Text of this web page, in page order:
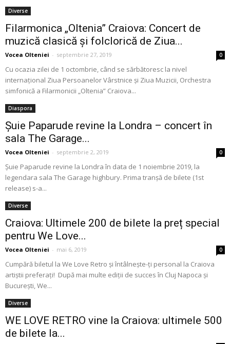
Diverse
Filarmonica „Oltenia” Craiova: Concert de
muzică clasică şi folclorică de Ziua...
Vocea Olteniei - septembrie 27, 2019 0
Cu ocazia zilei de 1 octombrie, când se sărbătoresc la nivel
internaţional Ziua Persoanelor Vârstnice şi Ziua Muzicii, Orchestra
simfonică a Filarmonicii „Oltenia” Craiova...
Diaspora
Șuie Paparude revine la Londra – concert în
sala The Garage...
Vocea Olteniei - septembrie 2, 2019 0
Șuie Paparude revine la Londra în data de 1 noiembrie 2019, la
legendara sala The Garage highbury. Prima tranșă de bilete (1st
release) s-a...
Diverse
Craiova: Ultimele 200 de bilete la preț special
pentru We Love...
Vocea Olteniei - mai 6, 2019 0
Cumpără biletul la We Love Retro și întâlnește-ți personal la Craiova
artiștii preferați! După mai multe ediții de succes în Cluj Napoca și
București, We...
Diverse
WE LOVE RETRO vine la Craiova: ultimele 500
de bilete la...